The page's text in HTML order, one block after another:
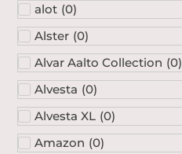
alot (0)
Alster (0)
Alvar Aalto Collection (0)
Alvesta (0)
Alvesta XL (0)
Amazon (0)